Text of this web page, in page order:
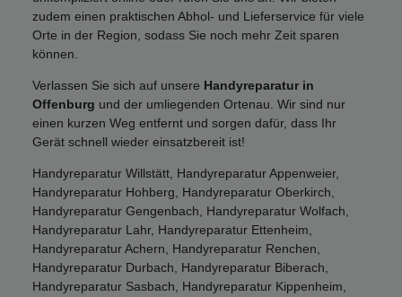
zudem einen praktischen Abhol- und Lieferservice für viele
Orte in der Region, sodass Sie noch mehr Zeit sparen
können.
Verlassen Sie sich auf unsere Handyreparatur in
Offenburg und der umliegenden Ortenau. Wir sind nur
einen kurzen Weg entfernt und sorgen dafür, dass Ihr
Gerät schnell wieder einsatzbereit ist!
Handyreparatur Willstätt, Handyreparatur Appenweier,
Handyreparatur Hohberg, Handyreparatur Oberkirch,
Handyreparatur Gengenbach, Handyreparatur Wolfach,
Handyreparatur Lahr, Handyreparatur Ettenheim,
Handyreparatur Achern, Handyreparatur Renchen,
Handyreparatur Durbach, Handyreparatur Biberach,
Handyreparatur Sasbach, Handyreparatur Kippenheim,